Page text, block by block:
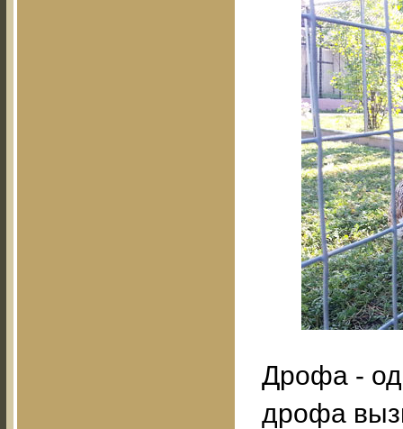
Дрофа -
дрофа